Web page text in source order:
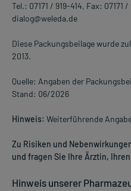
Tel.: 07171 / 919-414, Fax: 07171
dialog@weleda.de
Diese Packungsbeilage wurde
2013.
Quelle: Angaben der
Stand: 06/2026
Hinweis: Weiterführende
Zu Risiken und
und fragen Sie Ihre Ärztin,
Hinweis unserer